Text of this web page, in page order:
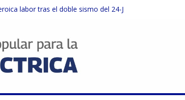
labor tras el doble sismo del 24-J
para fortalecer el SEN ante el «Súper Niño»
SEN en Carabobo
SEN ante el fenómeno de El Niño
para fortalecer el SEN